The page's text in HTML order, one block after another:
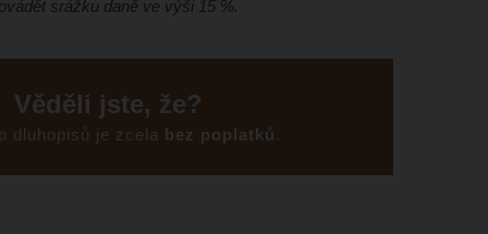
srážku daně ve výši 15 %.
Věděli jste, že?
dluhopisů je zcela bez poplatků .